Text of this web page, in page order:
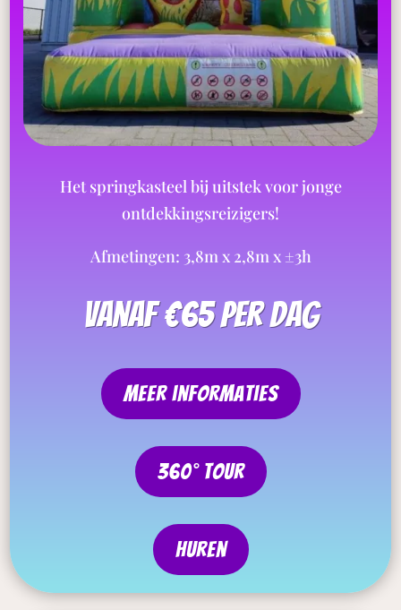
Het springkasteel bij uitstek voor jonge
ontdekkingsreizigers!
Afmetingen: 3,8m x 2,8m x ±3h
vanaf €65 per dag
meer informaties
360° tour
Huren